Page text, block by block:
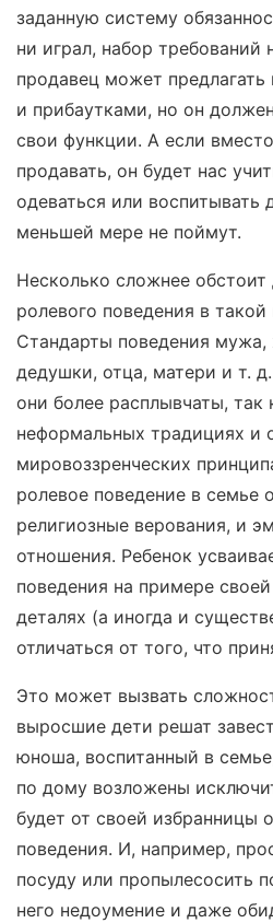
заданную систему
ни играл, набор требований
продавец может
и прибаутками, но он
свои функции. А если
продавать, он будет нас
одеваться или воспитывать
меньшей мере не поймут.
Несколько сложнее
ролевого поведения в такой
Стандарты поведения
дедушки, отца, матери и т.
они более расплывчаты, так
неформальных традициях и
мировоззренческих
ролевое поведение в семье
религиозные верования, и
отношения. Ребенок
поведения на примере
деталях (а иногда и
отличаться от того, что
Это может вызвать
выросшие дети решат
юноша, воспитанный в
по дому возложены
будет от своей избранницы
поведения. И, например,
посуду или пропылесосить
него недоумение и даже